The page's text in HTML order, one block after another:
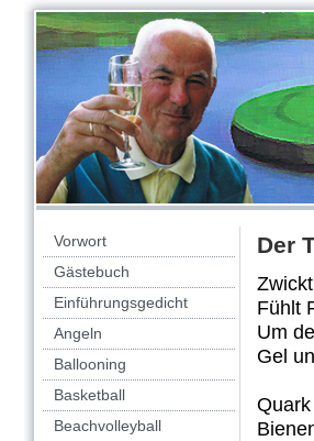
Vorwort
Gästebuch
Einführungsgedicht
Angeln
Ballooning
Basketball
Beachvolleyball
Der
Fühlt
Um
Gel